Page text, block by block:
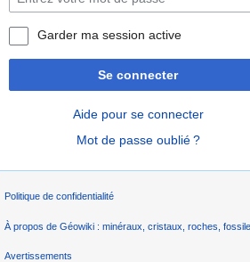
Garder ma session active
Se connecter
Aide pour se connecter
Mot de passe oublié ?
Politique de confidentialité
À propos de Géowiki : minéraux, cristaux, roches,
Avertissements